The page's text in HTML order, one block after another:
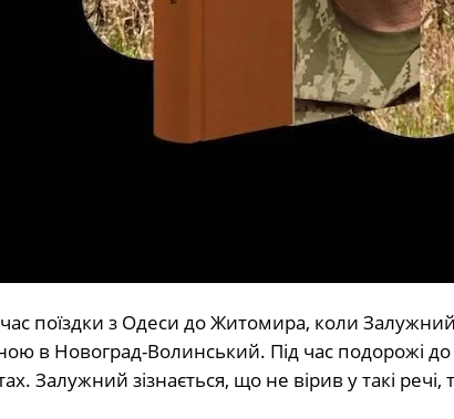
поїздки з Одеси до Житомира, коли
в Новоград-Волинський. Під час подорожі
Залужний зізнається, що не вірив у такі